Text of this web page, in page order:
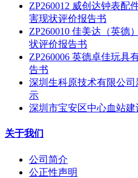
ZP260012 威创达钟表配
害现状评价报告书
ZP260010 佳美达（英德
状评价报告书
ZP260006 英德卓佳玩具
告书
深圳生科原技术有限公
示
深圳市宝安区中心血站
关于我们
公司简介
公正性声明